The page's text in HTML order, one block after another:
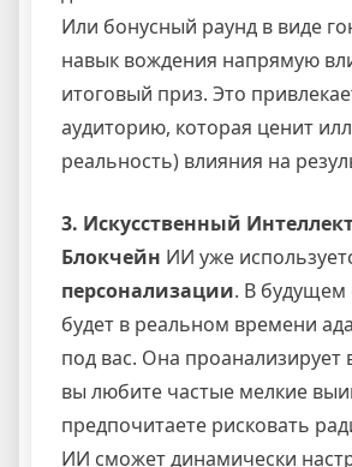
Или бонусный раунд в виде
навык вождения напрямую
итоговый приз. Это
аудиторию, которая ценит
реальность) влияния на
3. Искусственный
Блокчейн ИИ уже
персонализации. В будущем
будет в реальном времени
под вас. Она проанализирует
вы любите частые мелкие
предпочитаете рисковать
ИИ сможет динамически